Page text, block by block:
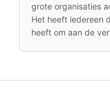
grote organisaties
Het heeft iedereen
heeft om aan de